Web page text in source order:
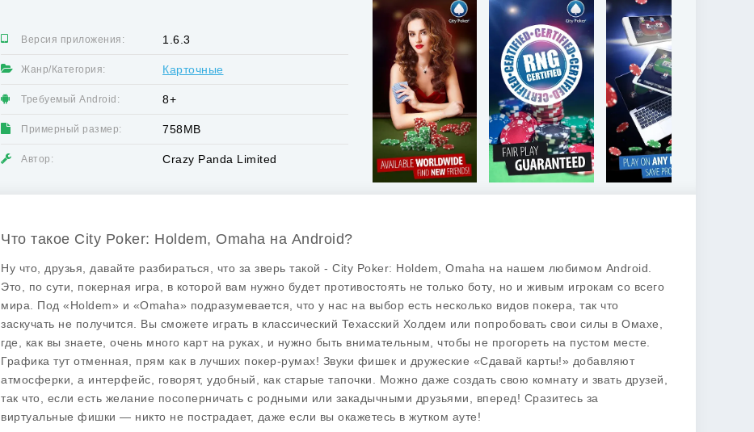
Версия приложения: 1.6.3
Жанр/Категория: Карточные
Требуемый Android: 8+
Примерный размер: 758MB
Автор: Crazy Panda Limited
Что такое City Poker: Holdem, Omaha на Android?
Ну что, друзья, давайте разбираться, что за зверь такой - City Poker: Holdem, Omaha на нашем любимом Android.
Это, по сути, покерная игра, в которой вам нужно будет противостоять не только боту, но и живым игрокам со всего
мира. Под «Holdem» и «Omaha» подразумевается, что у нас на выбор есть несколько видов покера, так что
заскучать не получится. Вы сможете играть в классический Техасский Холдем или попробовать свои силы в Омахе,
где, как вы знаете, очень много карт на руках, и нужно быть внимательным, чтобы не прогореть на пустом месте.
Графика тут отменная, прям как в лучших покер-румах! Звуки фишек и дружеские «Сдавай карты!» добавляют
атмосферки, а интерфейс, говорят, удобный, как старые тапочки. Можно даже создать свою комнату и звать друзей,
так что, если есть желание посоперничать с родными или закадычными друзьями, вперед! Сразитесь за
виртуальные фишки — никто не пострадает, даже если вы окажетесь в жутком ауте!